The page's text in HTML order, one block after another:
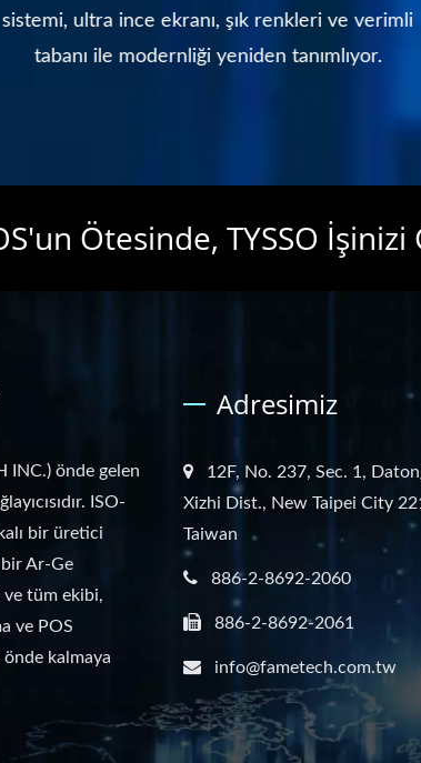
şık renkleri ve verimli
yeniden tanımlıyor.
Fansız
Ötesinde, TYSSO
INC.) önde gelen
ISO-
bir üretici
Ar-Ge
ve tüm ekibi,
ve POS
kalmaya
Adresimiz
12F, No. 237, Sec. 1,
Xizhi Dist., New Taipei City
Taiwan
886-2-8692-2060
886-2-8692-2061
info@fametech.com.tw